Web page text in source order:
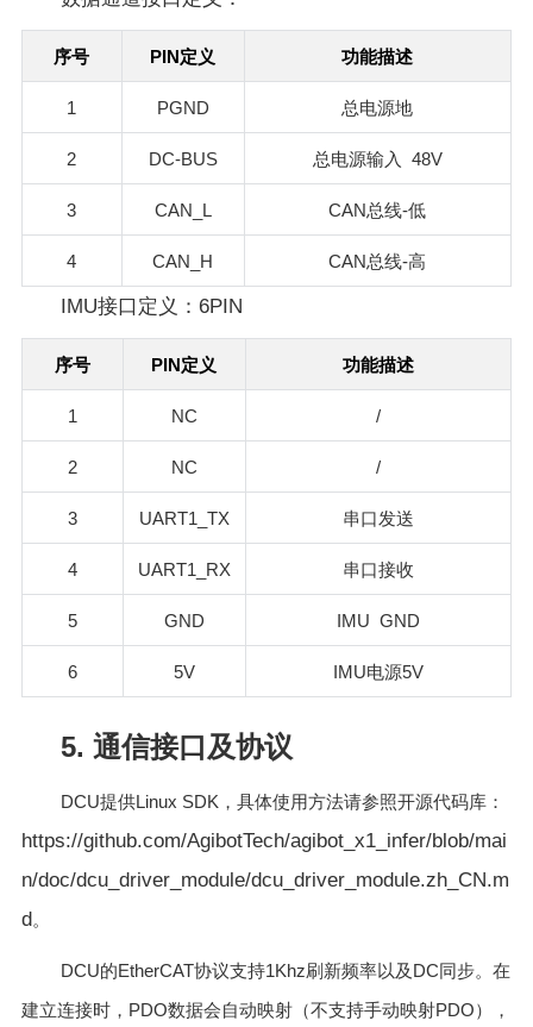
序号 PIN定义 功能描述
1 PGND 总电源地
2 DC-BUS 总电源输入 48V
3 CAN_L CAN总线-低
4 CAN_H CAN总线-高
IMU接口定义：6PIN
序号 PIN定义 功能描述
1 NC /
2 NC /
3 UART1_TX 串口发送
4 UART1_RX 串口接收
5 GND IMU GND
6 5V IMU电源5V
5. 通信接口及协议
DCU提供Linux SDK ，具体使用方法请参照开源代码库：
https://github.com/AgibotTech/agibot_x1_infer/blob/mai
n/doc/dcu_driver_module/dcu_driver_module.zh_CN.m
d。
DCU的EtherCAT协议支持1Khz刷新频率以及 DC同步。在
建立连接时， PDO数据会自动映射（不支持手动映射PDO），